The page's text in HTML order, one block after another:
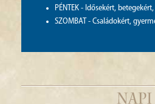
PÉNTEK - Idősekért,
SZOMBAT - Családokért,